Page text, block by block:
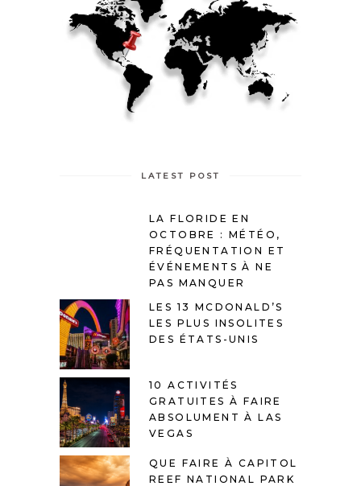
LATEST POST
LA FLORIDE EN
OCTOBRE : MÉTÉO,
FRÉQUENTATION ET
ÉVÉNEMENTS À NE
PAS MANQUER
LES 13 MCDONALD’S
LES PLUS INSOLITES
DES ÉTATS-UNIS
10 ACTIVITÉS
GRATUITES À FAIRE
ABSOLUMENT À LAS
VEGAS
QUE FAIRE À CAPITOL
REEF NATIONAL PARK